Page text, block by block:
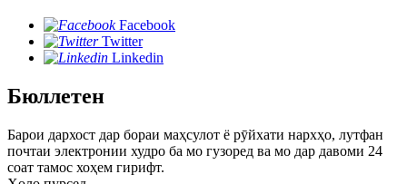
Facebook
Twitter
Linkedin
Бюллетен
Барои дархост дар бораи маҳсулот ё рӯйхати нархҳо, лутфан
почтаи электронии худро ба мо гузоред ва мо дар давоми 24
соат тамос хоҳем гирифт.